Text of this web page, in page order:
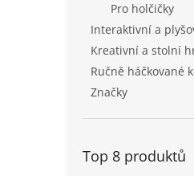
Pro holčičky
Interaktivní a
Kreativní a stolní
Ručně háčkované
Značky
Top 8 produktů